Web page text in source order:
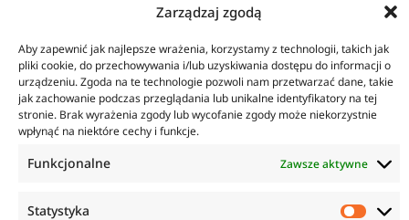
Zarządzaj zgodą
Aby zapewnić jak najlepsze wrażenia, korzystamy z technologii, takich jak
pliki cookie, do przechowywania i/lub uzyskiwania dostępu do informacji o
urządzeniu. Zgoda na te technologie pozwoli nam przetwarzać dane, takie
jak zachowanie podczas przeglądania lub unikalne identyfikatory na tej
stronie. Brak wyrażenia zgody lub wycofanie zgody może niekorzystnie
wpłynąć na niektóre cechy i funkcje.
Funkcjonalne Zawsze aktywne
Statystyka
ul. Tarcice 11, 80-718
Gdańsk
+48 58 342 24 15
Biuro czynne w godzinach
8:00-16:00
sklep@anticorr.pl
INFORMACJE
O firmie
Regulamin
Polityka prywatności
Płatność i dostawa
Zwroty i reklamacje